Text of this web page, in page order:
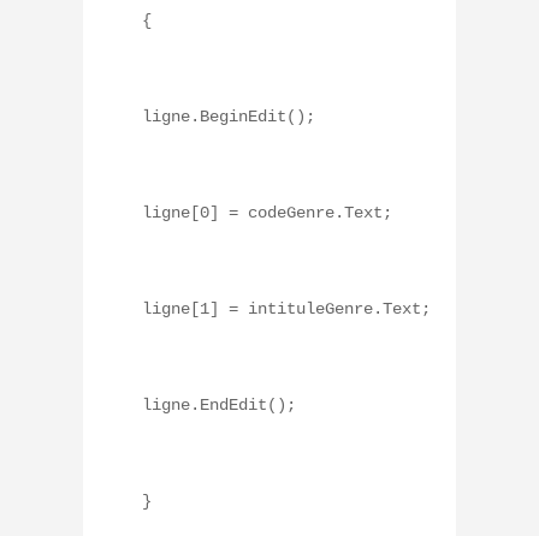
{
ligne.BeginEdit();
ligne[0] = codeGenre.Text;
ligne[1] = intituleGenre.Text;
ligne.EndEdit();
}